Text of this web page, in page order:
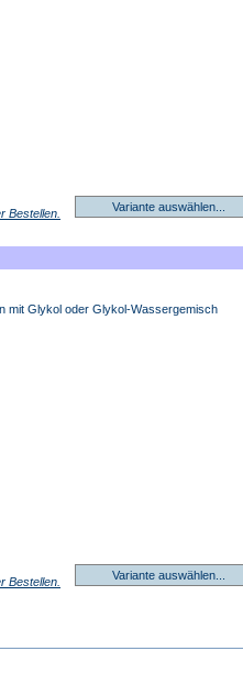
Bestellen.
Variante auswählen...
mit Glykol oder Glykol-Wassergemisch
Bestellen.
Variante auswählen...